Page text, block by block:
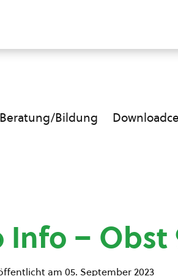
Beratung/Bildung
Info – Obst
am 05. September 2023